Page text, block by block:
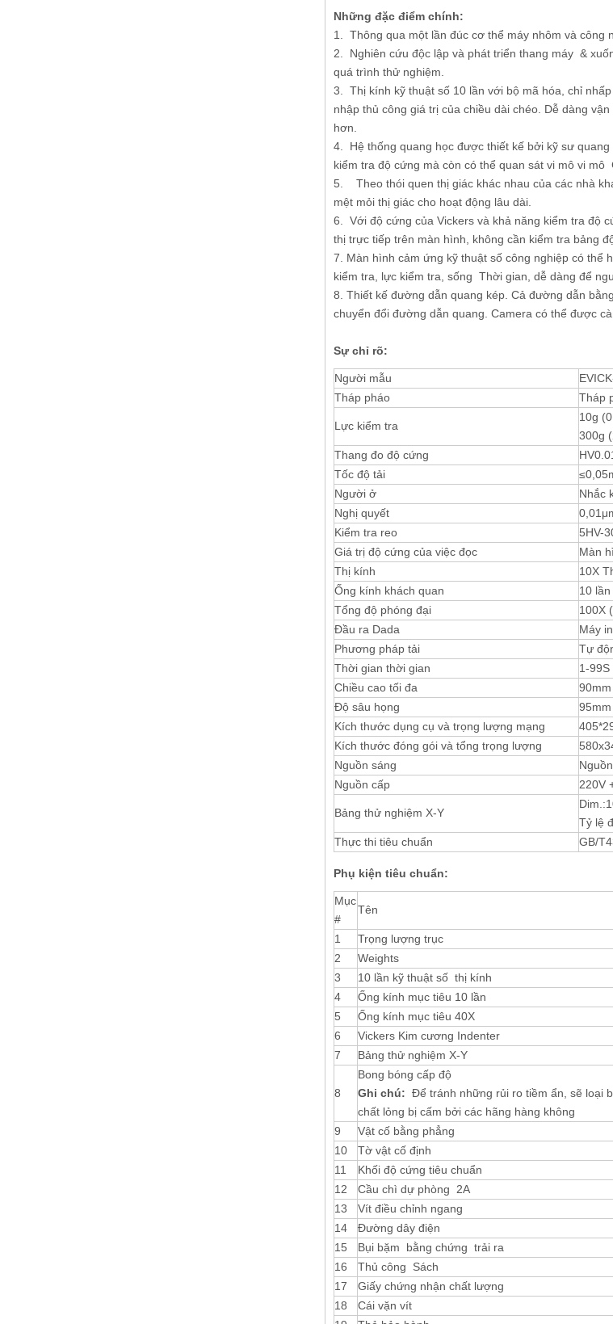
Những đặc điểm chính:
1. Thông qua một lần đúc cơ thể máy nhôm và công
2. Nghiên cứu độc lập và phát triển thang máy &
quá trình thử nghiệm.
3. Thị kính kỹ thuật số 10 lần với bộ mã hóa, chỉ
nhập thủ công giá trị của chiều dài chéo. Dễ dàng
hơn.
4. Hệ thống quang học được thiết kế bởi kỹ sư
kiểm tra độ cứng mà còn có thể quan sát vi mô vi mô
5. Theo thói quen thị giác khác nhau của các nhà
mệt mỏi thị giác cho hoạt động lâu dài.
6. Với độ cứng của Vickers và khả năng kiểm tra độ
thị trực tiếp trên màn hình, không cần kiểm tra bảng
7. Màn hình cảm ứng kỹ thuật số công nghiệp có thể
kiểm tra, lực kiểm tra, sống Thời gian, dễ dàng để
8. Thiết kế đường dẫn quang kép. Cả đường dẫn
chuyển đổi đường dẫn quang. Camera có thể được
Sự chỉ rõ:
Người mẫu
Tháp pháo
Tháp
Lực kiểm tra
10g
300g
Thang đo độ cứng
Tốc độ tải
Người ở
Nhắc
Nghị quyết
Kiểm tra reo
5HV-
Giá trị độ cứng của việc đọc
Màn
Thị kính
10X
Ống kính khách quan
10
Tổng độ phóng đại
100X
Đầu ra Dada
Máy
Phương pháp tải
Tự
Thời gian thời gian
1-
Chiều cao tối đa
90mm
Độ sâu họng
95mm
Kích thước dụng cụ và trọng lượng mạng
Kích thước đóng gói và tổng trọng lượng
Nguồn sáng
Nguồn cấp
220V
Bảng thử nghiệm X-Y
Tỷ lệ
Thực thi tiêu chuẩn
GB/
Phụ kiện tiêu chuẩn:
Mục
#
Tên
1 Trọng lượng trục
2
Weights
3
10 lần kỹ thuật số thị kính
4
Ống kính mục tiêu 10 lần
5
Ống kính mục tiêu 40X
6
Vickers Kim cương Indenter
7
Bảng thử nghiệm X-Y
8
Bong bóng cấp độ
Ghi chú: Để tránh những rủi ro tiềm ẩn, sẽ loại
chất lỏng bị cấm bởi các hãng hàng không
9 Vật cố bằng phẳng
10
Tờ vật cố định
11
Khối độ cứng tiêu chuẩn
12
Cầu chì dự phòng 2A
13
Vít điều chỉnh ngang
14
Đường dây điện
15
Bụi bặm bằng chứng trải ra
16
Thủ công Sách
17
Giấy chứng nhận chất lượng
18
Cái vặn vít